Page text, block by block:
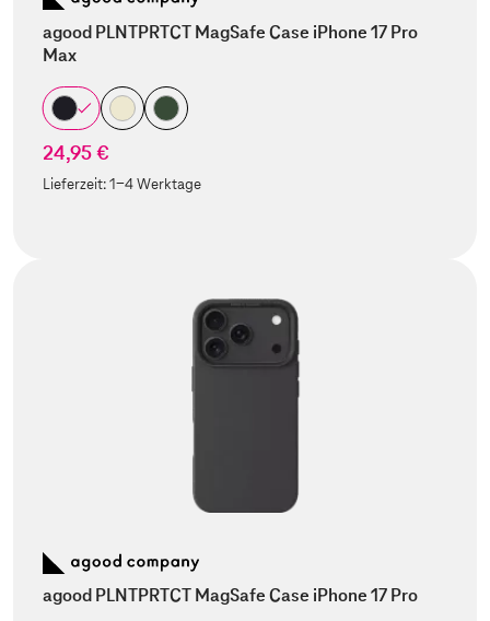
agood PLNTPRTCT MagSafe Case iPhone 17 Pro
Max
24,95 €
Lieferzeit:1-4 Werktage
agood PLNTPRTCT MagSafe Case iPhone 17 Pro